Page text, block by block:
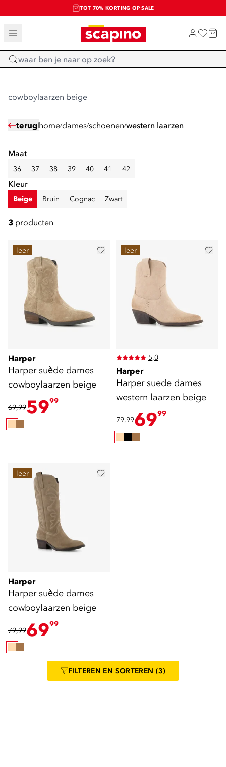
SALE: LAATSTE KANS!
SHOP NIEUW
Home
cowboylaarzen beige
terug home/dames/schoenen/western laarzen
Maat
36 37 38 39 40 41 42
Kleur
Beige Bruin Cognac Zwart
3 producten
leer
Harper
Harper suède dames
cowboylaarzen beige
69,995999
leer
5,0
Harper
Harper suede dames
western laarzen beige
79,996999
leer
Harper
Harper suède dames
cowboylaarzen beige
79,996999
FILTEREN EN SORTEREN (3)